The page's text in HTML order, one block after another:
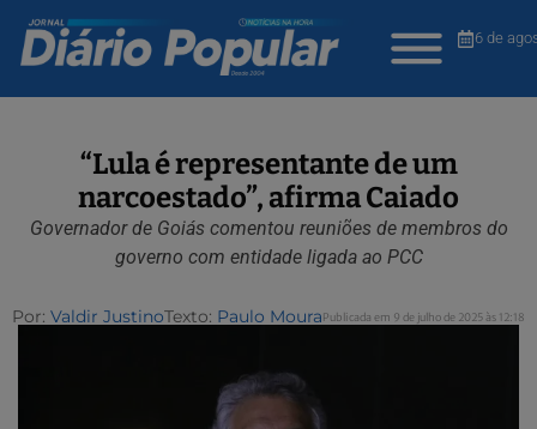
6 de
“Lula é representante de um
narcoestado”, afirma Caiado
Governador de Goiás comentou reuniões de membros do
governo com entidade ligada ao PCC
Por: Valdir JustinoTexto: Paulo MouraPublicada em 9 de julho de 2025 às 12:18